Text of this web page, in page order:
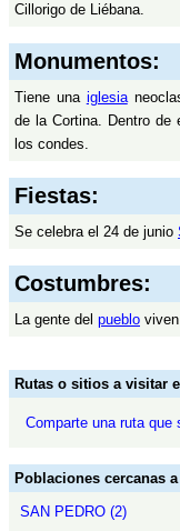
Cillorigo de Liébana.
Monumentos:
Tiene una iglesia
de la Cortina. Dentro de
los condes.
Fiestas:
Se celebra el 24 de junio
Costumbres:
La gente del pueblo
Rutas o sitios a visitar
Comparte una ruta que
Poblaciones cercanas
SAN PEDRO (2)